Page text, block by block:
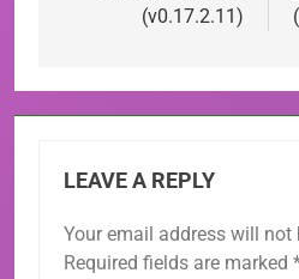
(v0.17.2.11)
LEAVE A REPLY
Your email address will not
Required fields are marked